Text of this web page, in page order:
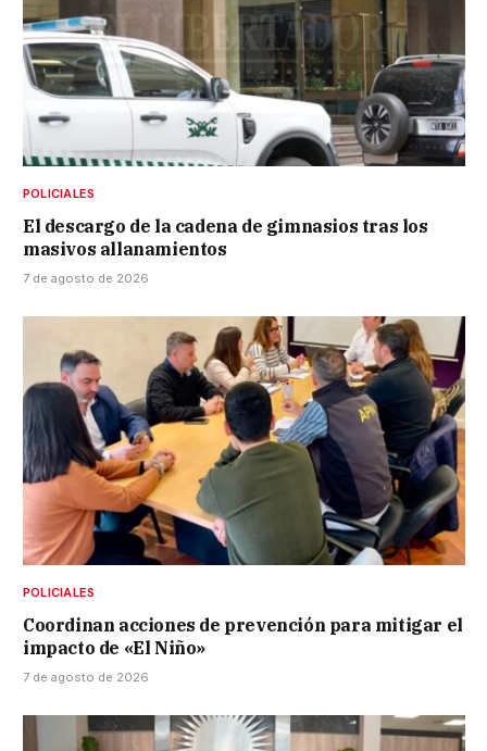
POLICIALES
El descargo de la cadena de gimnasios tras los
masivos allanamientos
7 de agosto de 2026
POLICIALES
Coordinan acciones de prevención para mitigar el
impacto de «El Niño»
7 de agosto de 2026